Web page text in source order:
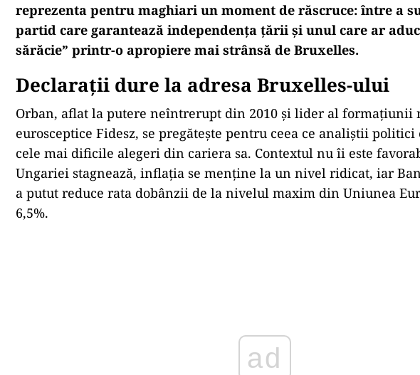
reprezenta pentru maghiari un moment de răscruce: între a
partid care garantează independența țării și unul care ar
sărăcie” printr-o apropiere mai strânsă de Bruxelles.
Declaraţii dure la adresa Bruxelles-ului
Orban, aflat la putere neîntrerupt din 2010 și lider al formațiunii
eurosceptice Fidesz, se pregătește pentru ceea ce analiștii politici
cele mai dificile alegeri din cariera sa. Contextul nu îi este
Ungariei stagnează, inflația se menține la un nivel ridicat, iar
a putut reduce rata dobânzii de la nivelul maxim din Uniunea
6,5%.